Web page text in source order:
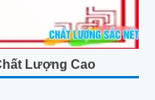
Lượng Cao